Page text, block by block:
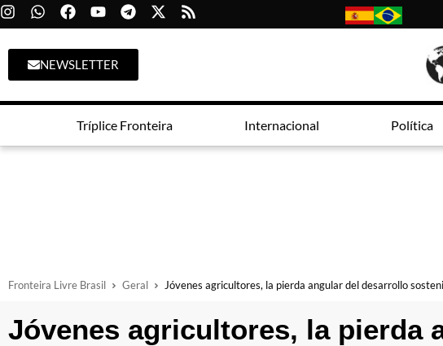
NEWSLETTER
Tríplice Fronteira Internacional Política
Fronteira Livre Brasil Geral Jóvenes agricultores, la pierda angular del desarrollo
Jóvenes agricultores, la pierda